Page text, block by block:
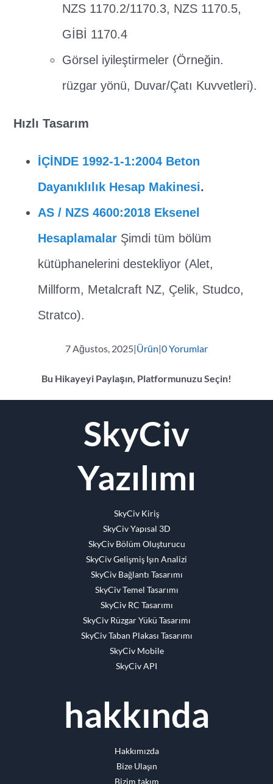
NZS 1170.2/1170.3, NZS 1170.5,
GİBİ 1170.4
Görsel iyileştirmeler (Örneğin.
rüzgar yönü, Duvar/Çatı Kuvvetleri).
Hızlı Tasarım
İÇİNDE 1992-1-1:2004 Beton
Dayanıklılık Hesap Makinesi.
AS / NZS 4600:2018 Eksenel
Hesaplamalar Şimdi tüm bölüm
kütüphanelerini destekliyor (Alet,
Millform, Metalcraft NZ, Çelik, Studco,
Stratco).
7 Ağustos, 2025|Ürün|0 Yorumlar
Bu Hikayeyi Paylaşın, Platformunuzu Seçin!
posta
SkyCiv
Yazılımı
SkyCiv Kiriş
SkyCiv Yapısal 3D
SkyCiv Bölüm Oluşturucu
SkyCiv Gelişmiş Işın Analizi
SkyCiv Bağlantı Tasarımı
SkyCiv Temel Tasarımı
SkyCiv RC Tasarımı
SkyCiv Rüzgar Yükü Tasarımı
SkyCiv Taban Plakası Tasarımı
SkyCiv Mobile
SkyCiv API
hakkında
Hakkımızda
Bize Ulaşın
Bizim takım